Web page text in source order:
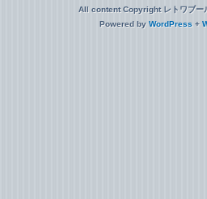
All content Copyright レトワブー
Powered by WordPress +